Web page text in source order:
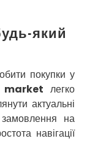
який
покупки у
легко
актуальні
на
навігації